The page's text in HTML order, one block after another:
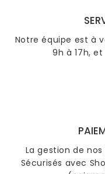
Notre équipe est à
9h à 17h,
La gestion de
Sécurisés avec